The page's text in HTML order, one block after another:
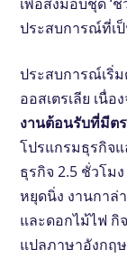
ประสบการณ์ที่เ
ประสบการณ์เริ่
ออสเตรเลีย เนื่
งานต้อนรับที่มีต
โปรแกรมธุรกิจ
ธุรกิจ 2.5 ชั่วโมง
หยุดนิ่ง งานกาล่
และดอกไม้ไฟ กิ
แปลภาษาอังกฤษ